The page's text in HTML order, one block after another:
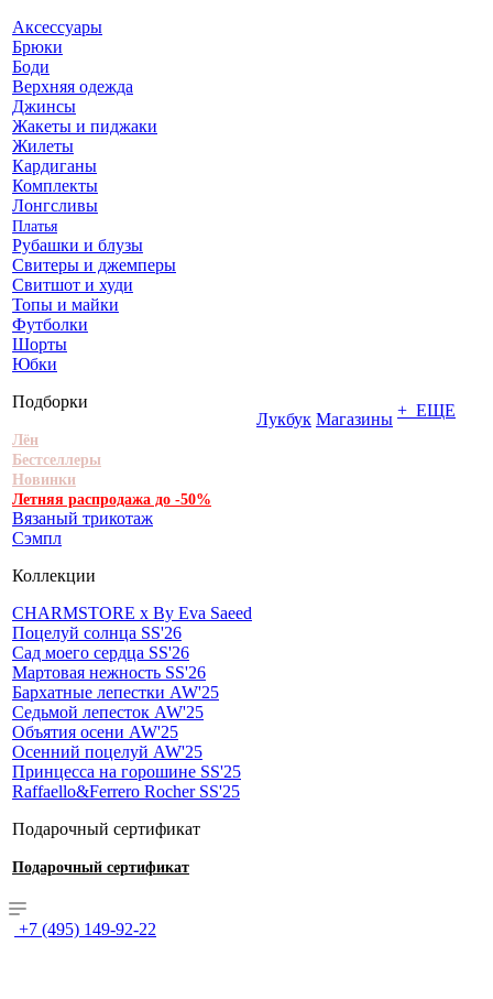
Аксессуары
Брюки
Боди
Верхняя одежда
Джинсы
Жакеты и пиджаки
Жилеты
Кардиганы
Комплекты
Лонгсливы
Платья
Рубашки и блузы
Свитеры и джемперы
Свитшот и худи
Топы и майки
Футболки
Шорты
Юбки
Подборки
Лён
Бестселлеры
Новинки
Летняя распродажа до -50%
Вязаный трикотаж
Сэмпл
Коллекции
CHARMSTORE х By Eva Saeed
Поцелуй солнца SS'26
Сад моего сердца SS'26
Мартовая нежность SS'26
Бархатные лепестки AW'25
Седьмой лепесток AW'25
Объятия осени AW'25
Осенний поцелуй AW'25
Принцесса на горошине SS'25
Raffaello&Ferrero Rocher SS'25
Подарочный сертификат
Подарочный сертификат
Лукбук Магазины + ЕЩЕ
+7 (495) 149-92-22